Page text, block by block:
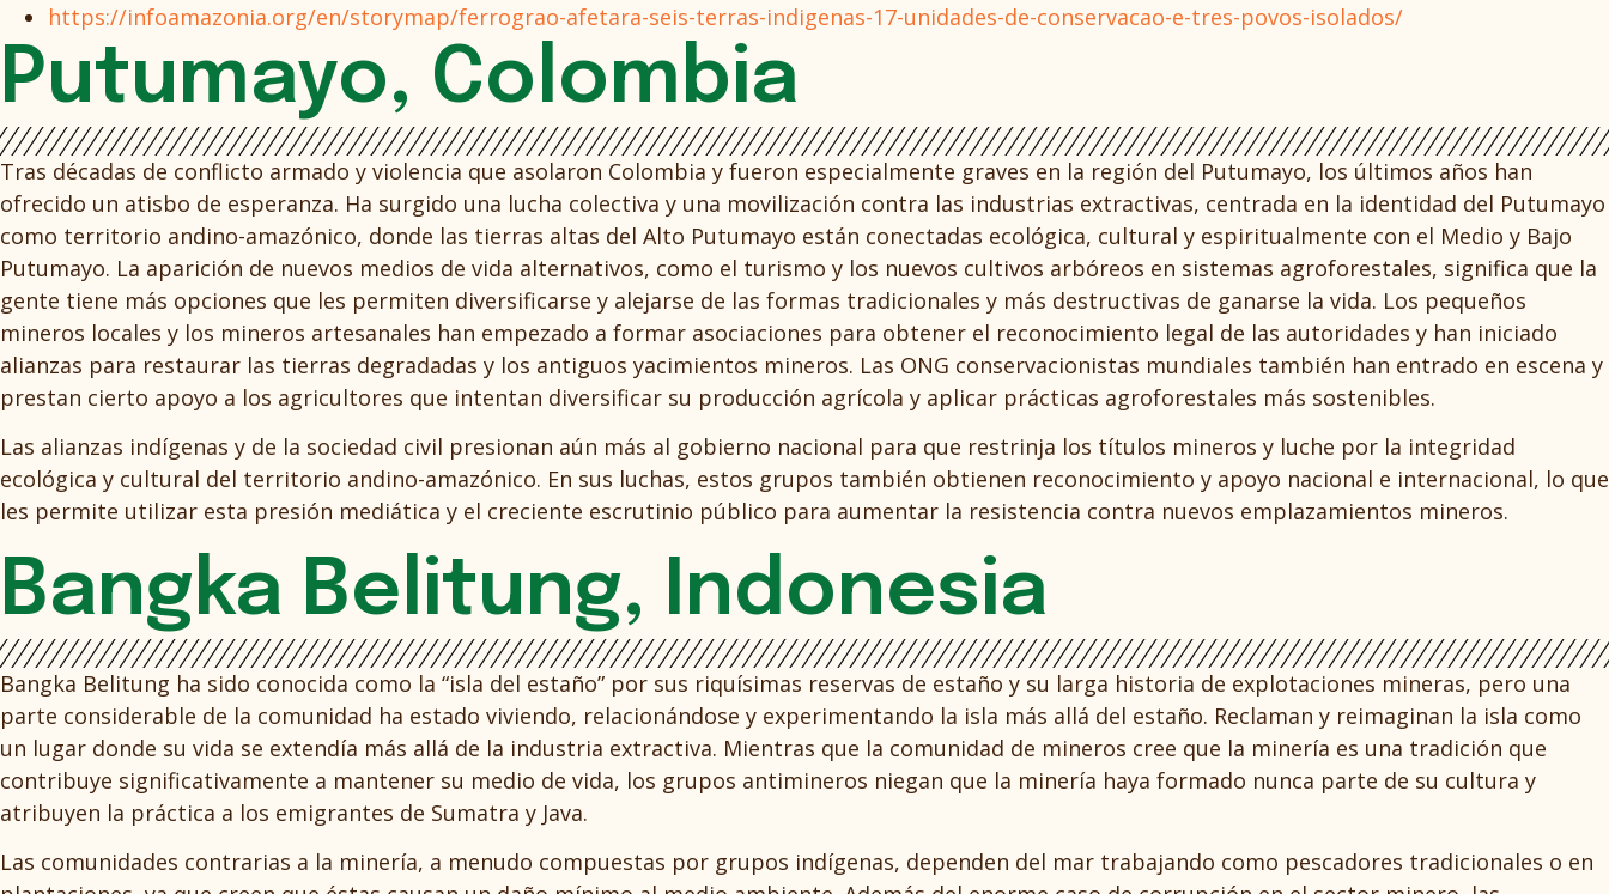
https://infoamazonia.org/en/storymap/ferrograo-afetara-seis-terras-indigenas-17-unidades-de-conservacao-e-tres-povos-isolados/
Putumayo, Colombia
Tras décadas de conflicto armado y violencia que asolaron Colombia y fueron especialmente graves en la región del Putumayo, los últimos años han
ofrecido un atisbo de esperanza. Ha surgido una lucha colectiva y una movilización contra las industrias extractivas, centrada en la identidad del Putumayo
como territorio andino-amazónico, donde las tierras altas del Alto Putumayo están conectadas ecológica, cultural y espiritualmente con el Medio y Bajo
Putumayo. La aparición de nuevos medios de vida alternativos, como el turismo y los nuevos cultivos arbóreos en sistemas agroforestales, significa que la
gente tiene más opciones que les permiten diversificarse y alejarse de las formas tradicionales y más destructivas de ganarse la vida. Los pequeños
mineros locales y los mineros artesanales han empezado a formar asociaciones para obtener el reconocimiento legal de las autoridades y han iniciado
alianzas para restaurar las tierras degradadas y los antiguos yacimientos mineros. Las ONG conservacionistas mundiales también han entrado en escena y
prestan cierto apoyo a los agricultores que intentan diversificar su producción agrícola y aplicar prácticas agroforestales más sostenibles.
Las alianzas indígenas y de la sociedad civil presionan aún más al gobierno nacional para que restrinja los títulos mineros y luche por la integridad
ecológica y cultural del territorio andino-amazónico. En sus luchas, estos grupos también obtienen reconocimiento y apoyo nacional e internacional, lo que
les permite utilizar esta presión mediática y el creciente escrutinio público para aumentar la resistencia contra nuevos emplazamientos mineros.
Bangka Belitung, Indonesia
Bangka Belitung ha sido conocida como la “isla del estaño” por sus riquísimas reservas de estaño y su larga historia de explotaciones mineras, pero una
parte considerable de la comunidad ha estado viviendo, relacionándose y experimentando la isla más allá del estaño. Reclaman y reimaginan la isla como
un lugar donde su vida se extendía más allá de la industria extractiva. Mientras que la comunidad de mineros cree que la minería es una tradición que
contribuye significativamente a mantener su medio de vida, los grupos antimineros niegan que la minería haya formado nunca parte de su cultura y
atribuyen la práctica a los emigrantes de Sumatra y Java.
Las comunidades contrarias a la minería, a menudo compuestas por grupos indígenas, dependen del mar trabajando como pescadores tradicionales o en